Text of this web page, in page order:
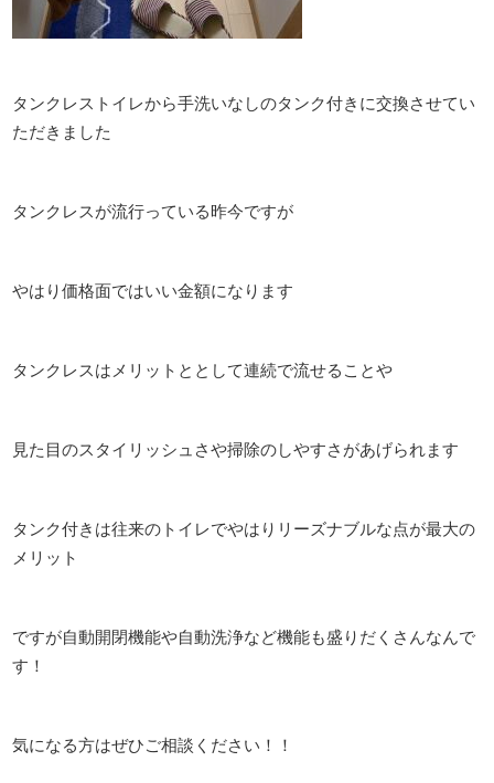
タンクレストイレから手洗いなしのタンク付きに交換させてい
ただきました
タンクレスが流行っている昨今ですが
やはり価格面ではいい金額になります
タンクレスはメリットととして連続で流せることや
見た目のスタイリッシュさや掃除のしやすさがあげられます
タンク付きは往来のトイレでやはりリーズナブルな点が最大の
メリット
ですが自動開閉機能や自動洗浄など機能も盛りだくさんなんで
す！
気になる方はぜひご相談ください！！